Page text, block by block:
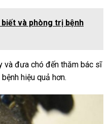
biết và phòng trị bệnh
và đưa chó đến thăm bác sĩ
hiệu quả hơn.